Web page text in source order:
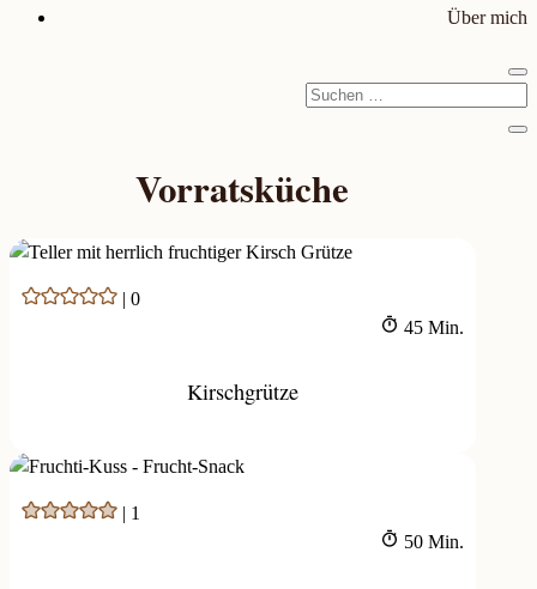
Über mich
Vorratsküche
| 0
45Minuten
Min.
Kirschgrütze
| 1
50Minuten
Min.